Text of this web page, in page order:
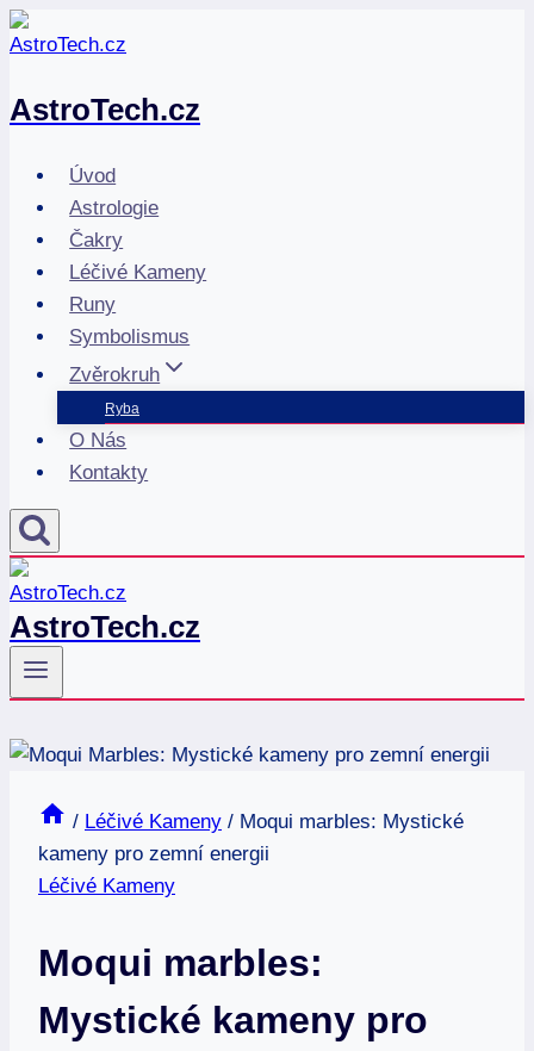
Přeskočit
na
AstroTech.cz
Úvod
Astrologie
Čakry
Léčivé Kameny
Runy
Symbolismus
Zvěrokruh
Ryba
O Nás
Kontakty
AstroTech.cz
/ Léčivé Kameny / Moqui marbles: Mystické
kameny pro zemní energii
Léčivé Kameny
Moqui marbles:
Mystické kameny pro